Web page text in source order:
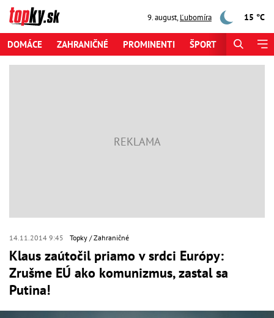
9. august,Ľubomíra 15 °C
DOMÁCE ZAHRANIČNÉ PROMINENTI ŠPORT
14.11.2014 9:45 Topky Zahraničné
Klaus zaútočil priamo v srdci Európy:
Zrušme EÚ ako komunizmus, zastal sa
Putina!